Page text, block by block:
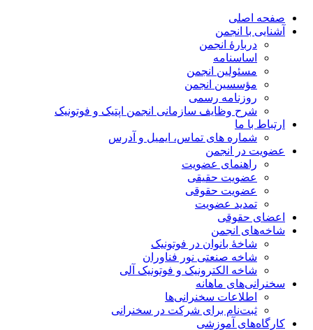
صفحه اصلی
آشنایی با انجمن
دربارۀ انجمن
اساسنامه
مسئولین انجمن
مؤسسین انجمن
روزنامه رسمی
شرح وظایف سازمانی انجمن اپتیک و فوتونیک
ارتباط با ما
شماره های تماس، ایمیل و آدرس
عضویت در انجمن
راهنمای عضویت
عضویت حقیقی
عضویت حقوقی
تمدید عضویت
اعضای حقوقی
شاخه‌های انجمن
شاخۀ بانوان در فوتونیک
شاخه صنعتی نور فناوران
شاخه‌ الکترونیک و فوتونیک آلی
سخنرانی‌های ماهانه
اطلاعات سخنرانی‌‌ها
ثبت‌نام برای شرکت در سخنرانی
کارگاه‌های آموزشی